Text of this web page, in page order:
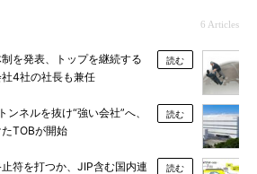
6 Articles
を発表、トップを継続する
4社の社長も兼任
読む
ンネルを抜け“強い会社”へ、
TOBが開始
読む
符を打つか、JIP含む国内連
読む